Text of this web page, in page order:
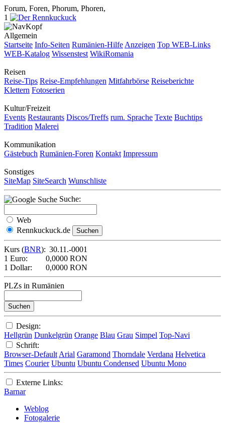
Forum, Foren, Phorum, Phoren,
1
Allgemein
Startseite Info-Seiten Rumänien-Hilfe Anzeigen Top WEB-Links
WEB-Katalog Wissenstest WikiRomania
Reisen
Reise-Tips Reise-Empfehlungen Mitfahrbörse Reiseberichte
Klettern Fotoserien
Kultur/Freizeit
Events Restaurants Discos/Treffs rum. Sprache Texte Buchtips
Tradition Malerei
Kommunikation
Gästebuch Rumänien-Foren Kontakt Impressum
Sonstiges
SiteMap SiteSearch Wunschliste
Suche:
Web
Rennkuckuck.de
Kurs (BNR): 30.11.-0001
1 Euro:
0,0000 RON
1 Dollar:
0,0000 RON
PLZs in Rumänien
Design:
Hellgrün Dunkelgrün Orange Blau Grau Simpel Top-Navi
Schrift:
Browser-Default Arial Garamond Thorndale Verdana Helvetica
Times Courier Ubuntu Ubuntu Condensed Ubuntu Mono
Externe Links:
Barnar
Weblog
Fotogalerie